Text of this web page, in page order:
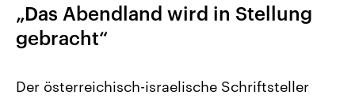
„Das Abendland wird in Stellung
gebracht“
Der österreichisch-israelische Schriftsteller